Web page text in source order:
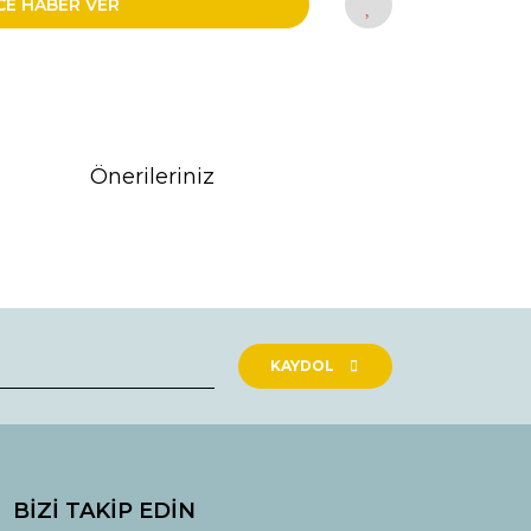
Önerileriniz
KAYDOL
BİZİ TAKİP EDİN